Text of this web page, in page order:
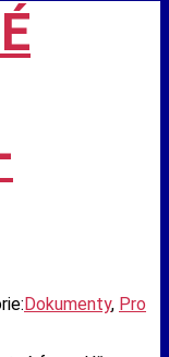
Dokumenty, Pro